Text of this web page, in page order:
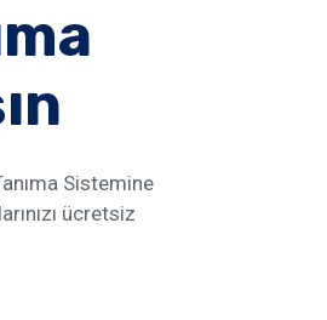
Sistemine
ücretsiz